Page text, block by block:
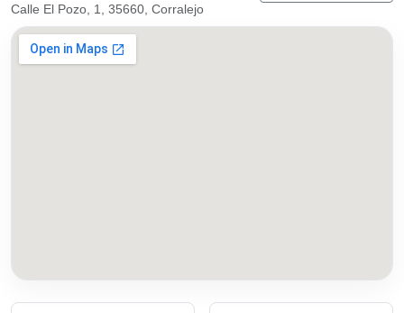
Calle El Pozo, 1, 35660, Corralejo